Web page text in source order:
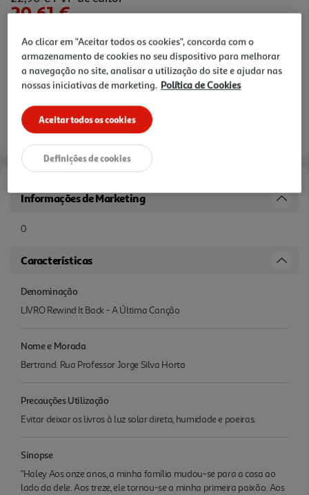
20,61 €
Notas de preparação
Informações de Marketing
0
Características
Denominação
LIVRO Rewind It Back - A Última Canção
Nome e Morada
Bertrand. Rua Professor Jorge Silva Horta
Precauções Utilização
Evitar deixar os livros à luz solar direta, humidade e poeiras.
Sinopse
"Haley Aos onze anos, a minha família mudou-se para a casa ao
lado da dele. Aos treze, ele tornou-se a minha primeira paixão. Aos
Ao clicar em "Aceitar todos os cookies", concorda com o
armazenamento de cookies no seu dispositivo para melhorar
a navegação no site, analisar a utilização do site e ajudar nas
nossas iniciativas de marketing. Política de Cookies
Aceitar todos os cookies
Definições de cookies